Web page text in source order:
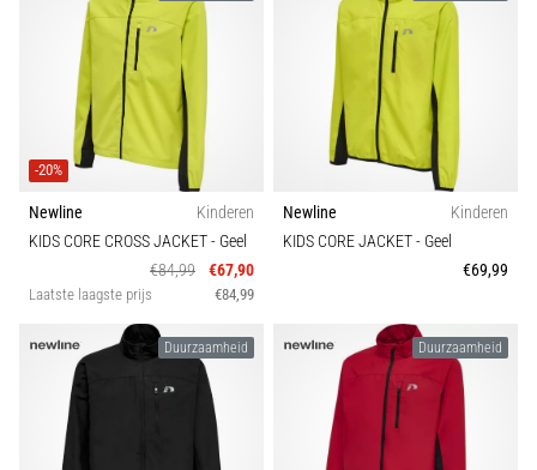
-20%
Newline
Kinderen
KIDS CORE CROSS JACKET- Geel
€84,99
€67,90
Laatste laagste prijs €84,99
Newline
Kinderen
KIDS CORE JACKET- Geel
€69,99
Duurzaamheid Duurzaamheid